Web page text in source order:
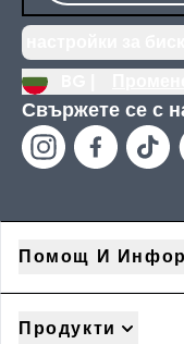
Свържете се с
Помощ И
Продукти